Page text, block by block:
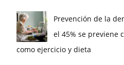
Prevención de la
el 45% se previene
como ejercicio y dieta